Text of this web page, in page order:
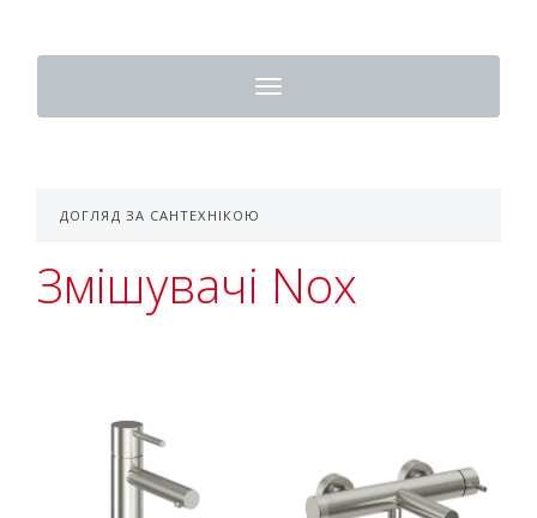
Toggle
navigation
ДОГЛЯД ЗА САНТЕХНІКОЮ
Змішувачі Nox